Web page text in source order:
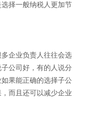
择一般纳税人更加节
企业负责人往往会选
公司好，有的人说分
果能正确的选择子公
而且还可以减少企业